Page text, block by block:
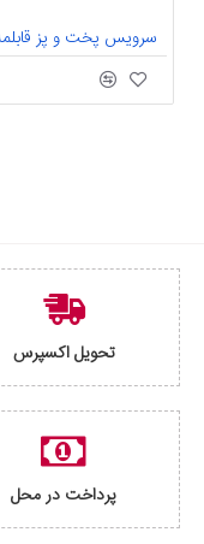
تحویل اکسپرس
پرداخت در محل